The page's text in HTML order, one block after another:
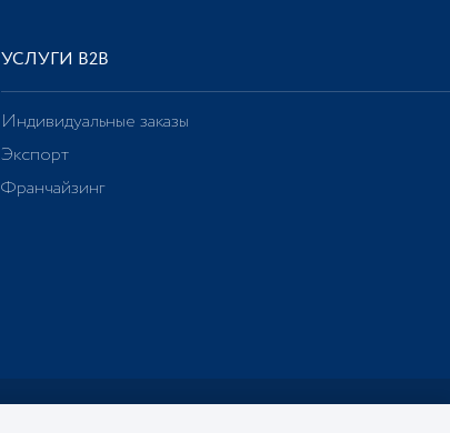
УСЛУГИ В2В
Индивидуальные заказы
Экспорт
Франчайзинг